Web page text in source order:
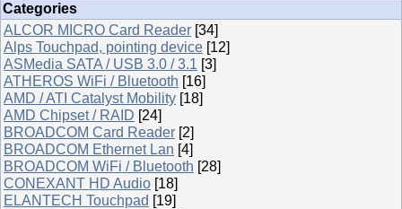
Categories
ALCOR MICRO Card Reader [34]
Alps Touchpad, pointing device [12]
ASMedia SATA / USB 3.0 / 3.1 [3]
ATHEROS WiFi / Bluetooth [16]
AMD / ATI Catalyst Mobility [18]
AMD Chipset / RAID [24]
BROADCOM Card Reader [2]
BROADCOM Ethernet Lan [4]
BROADCOM WiFi / Bluetooth [28]
CONEXANT HD Audio [18]
ELANTECH Touchpad [19]